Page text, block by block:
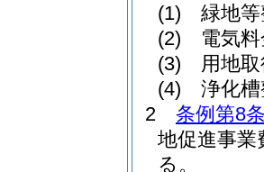
(1)
緑地
(2)
電気
(3)
用地
(4)
浄化
2
条例第8
地促進事業
る。